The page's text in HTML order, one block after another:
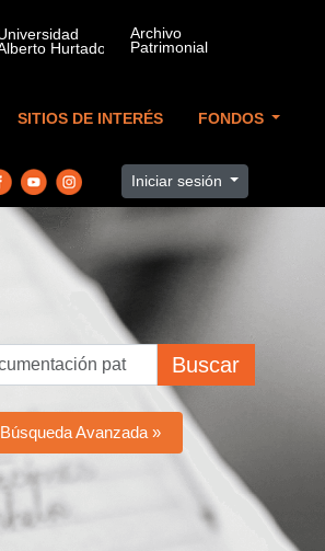
SITIOS DE INTERÉS FONDOS
Iniciar sesión
Buscar
Búsqueda Avanzada »